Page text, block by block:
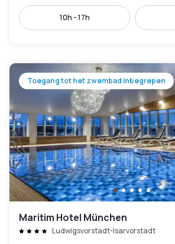
10h - 17h
Toegang tot het zwembad inbegrepen
Maritim Hotel München
Ludwigsvorstadt-Isarvorstadt